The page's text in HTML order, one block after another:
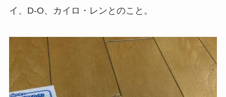
イ、D-O、カイロ・レンとのこと。